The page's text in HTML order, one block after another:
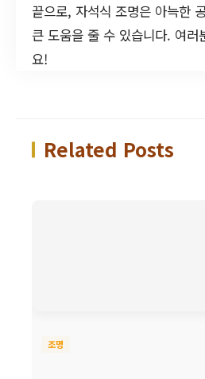
끝으로, 자석식 조명은 아늑한
큰 도움을 줄 수 있습니다. 여러
요!
Related Posts
조명